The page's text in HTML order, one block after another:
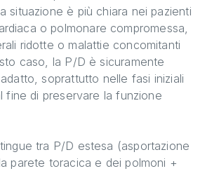
situazione è più chiara nei pazienti
o polmonare compromessa,
ridotte o malattie concomitanti
caso, la P/D è sicuramente
soprattutto nelle fasi iniziali
fine di preservare la funzione
tra P/D estesa (asportazione
parete toracica e dei polmoni +